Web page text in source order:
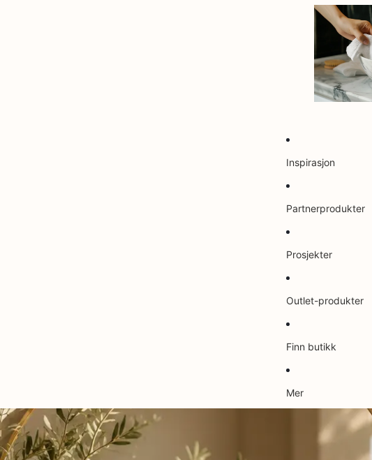
Inspirasjon
Partnerprodukter
Prosjekter
Outlet-produkter
Finn butikk
Mer